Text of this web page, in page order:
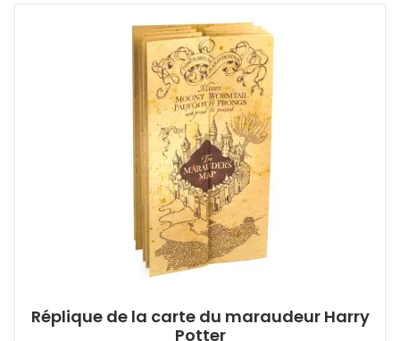
Réplique de la carte du maraudeur Harry
Potter